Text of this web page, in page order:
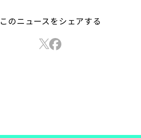
このニュースをシェアする